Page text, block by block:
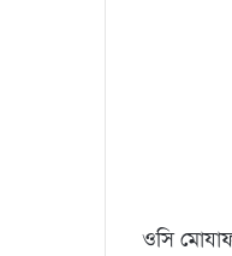
ওসি